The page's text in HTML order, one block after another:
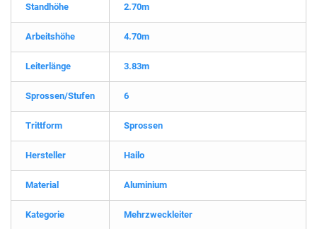
Standhöhe 2.70m
Arbeitshöhe 4.70m
Leiterlänge 3.83m
Sprossen/Stufen 6
Trittform Sprossen
Hersteller Hailo
Material Aluminium
Kategorie Mehrzweckleiter